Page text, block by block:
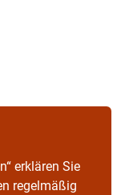
erklären Sie
regelmäßig